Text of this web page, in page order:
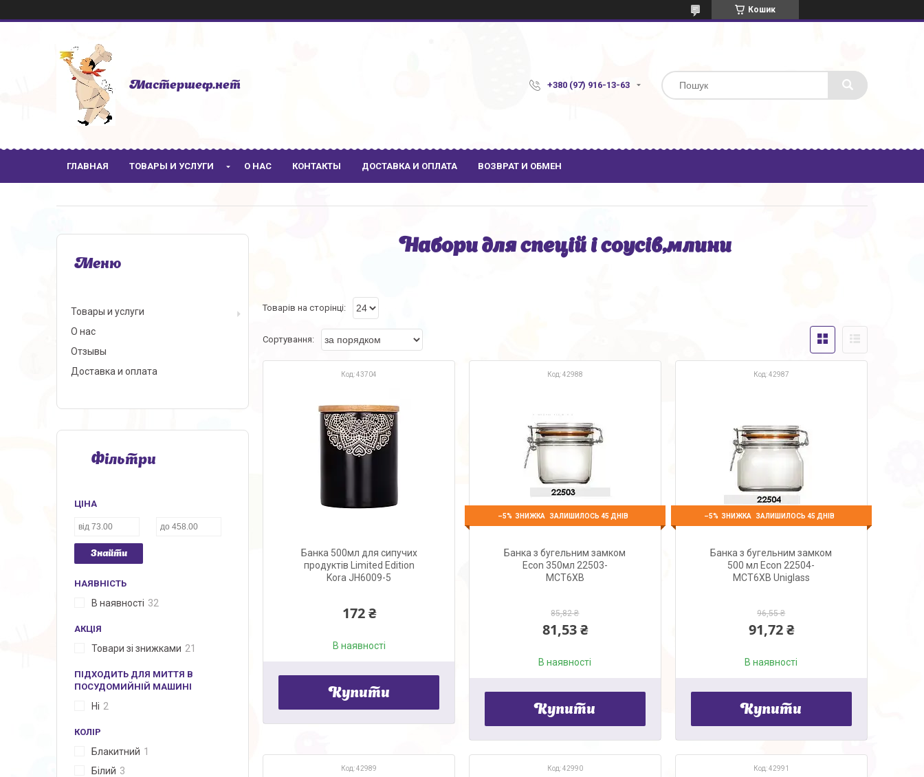
Кошик
Мастершеф.нет +380 (97) 916-13-63
ГЛАВНАЯ ТОВАРЫ И УСЛУГИ О НАС КОНТАКТЫ ДОСТАВКА И ОПЛАТА ВОЗВРАТ И ОБМЕН
Набори для спецій і соусів,млини
43704
Банка 500мл для сипучих
продуктів Limited Edition
Kora JH6009-5
172 ₴
В наявності
Купити
42988
–5% ЗАЛИШИЛОСЬ 45 ДНІВ
Банка з бугельним замком
Econ 350мл 22503-
MCT6XB
85,82 ₴
81,53 ₴
В наявності
Купити
42987
–5% ЗАЛИШИЛОСЬ 45 ДНІВ
Банка з бугельним замком
500 мл Econ 22504-
MCT6XB Uniglass
96,55 ₴
91,72 ₴
В наявності
Купити
42989 42990 42991
Товары и услуги
О нас
Отзывы
Доставка и оплата
Фільтри
ЦІНА
Знайти
НАЯВНІСТЬ
В наявності 32
АКЦІЯ
Товари зі знижками 21
ПІДХОДИТЬ ДЛЯ МИТТЯ В
ПОСУДОМИЙНІЙ МАШИНІ
Ні 2
КОЛІР
Блакитний 1
Білий 3